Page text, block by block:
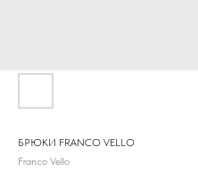
БРЮКИ FRANCO VELLO
Franco Vello